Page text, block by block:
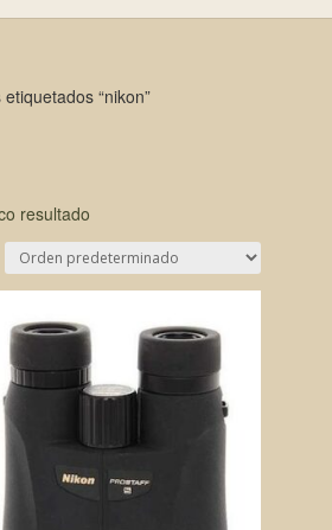
“nikon”
resultado